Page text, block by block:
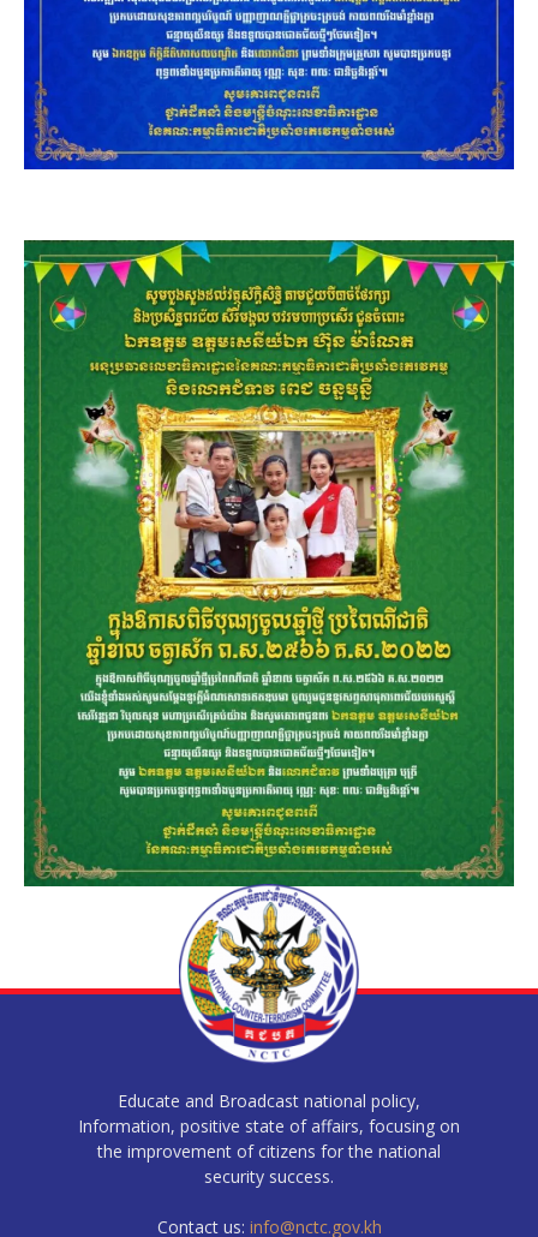
Educate and Broadcast national policy,
Information, positive state of affairs, focusing on
the improvement of citizens for the national
security success.
Contact us: info@nctc.gov.kh